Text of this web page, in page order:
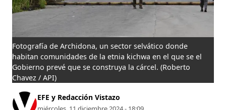
Fotografía de Archidona, un sector selvático donde
habitan comunidades de la etnia kichwa en el que se el
Gobierno prevé que se construya la cárcel. (Roberto
Chavez / API)
EFE y Redacción Vistazo